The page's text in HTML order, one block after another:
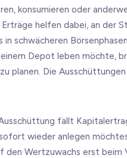
konsumieren oder
helfen dabei, an der
in schwächeren
Depot leben möchte,
planen. Die
fällt
wieder anlegen
den Wertzuwachs erst beim